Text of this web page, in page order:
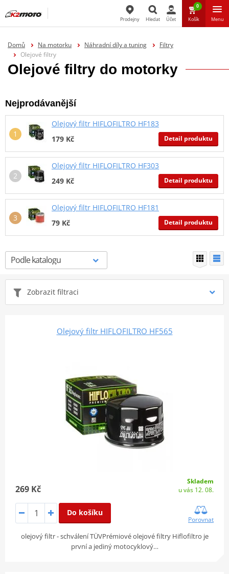
Prodejny Hledat Účet
0
Košík Menu
Domů Na motorku Náhradní díly a tuning
Filtry
Olejové filtry
Olejové filtry do motorky
Nejprodávanější
Olejový filtr HIFLOFILTRO HF183
179 Kč
Detail produktu
Olejový filtr HIFLOFILTRO HF303
249 Kč
Detail produktu
Olejový filtr HIFLOFILTRO HF181
79 Kč
Detail produktu
Zobrazit filtraci
Olejový filtr HIFLOFILTRO HF565
269 Kč
Skladem
u vás 12. 08.
Do košíku
Porovnat
olejový filtr - schválení TÜVPrémiové olejové filtry Hiflofiltro je
první a jediný motocyklový…